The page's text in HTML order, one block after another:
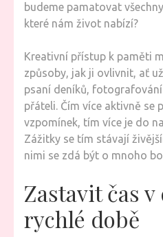
budeme pamatovat
které nám život nabízí?
Kreativní přístup k paměti
způsoby, jak ji ovlivnit, ať
psaní deníků,
přáteli. Čím více aktivně se
vzpomínek, tím více je do
Zážitky se tím stávají
nimi se zdá být o mnoho
Zastavit čas
rychlé době